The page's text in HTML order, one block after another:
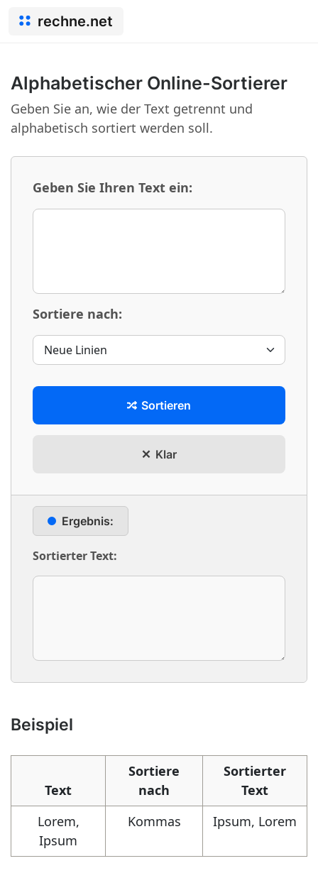
rechne.net
Alphabetischer Online-Sortierer
Geben Sie an, wie der Text getrennt und
alphabetisch sortiert werden soll.
Geben Sie Ihren Text ein:
Sortiere nach:
Sortieren
Klar
Ergebnis:
Sortierter Text:
Beispiel
Text
Sortiere
nach
Sortierter
Text
Lorem,
Ipsum
Kommas Ipsum, Lorem